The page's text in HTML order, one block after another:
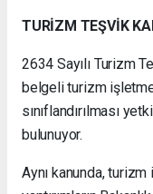
TURİZM TEŞVİK
2634 Sayılı Turizm
belgeli turizm
sınıflandırılması
bulunuyor.
Aynı kanunda,